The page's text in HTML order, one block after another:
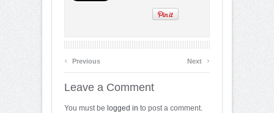
‹ Previous Next ›
Leave a Comment
You must be logged in to post a comment.